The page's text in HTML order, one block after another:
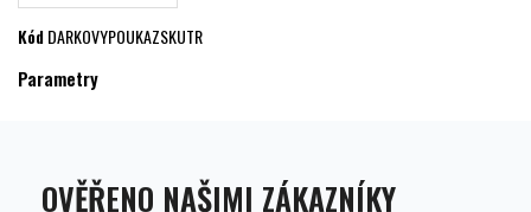
KódDARKOVYPOUKAZSKUTR
Parametry
OVĚŘENO NAŠIMI ZÁKAZNÍKY